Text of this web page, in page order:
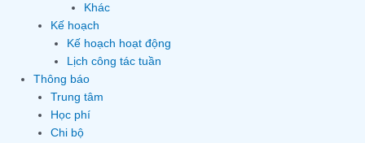
Khác
Kế hoạch
Kế hoạch hoạt động
Lịch công tác tuần
Thông báo
Trung tâm
Học phí
Chi bộ